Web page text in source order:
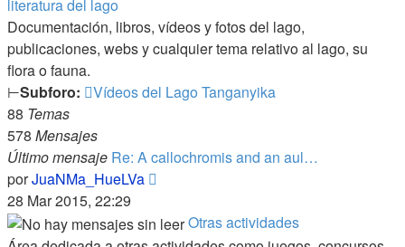
literatura del lago
Documentación, libros, vídeos y fotos del lago,
publicaciones, webs y cualquier tema relativo al lago, su
flora o fauna.
⊢Subforo:
Vídeos del Lago Tanganyika
88 Temas
578 Mensajes
Último mensaje Re: A callochromis and an aul…
porJuaNMa_HueLVa
mensaje
28 Mar 2015, 22:29
Otras actividades